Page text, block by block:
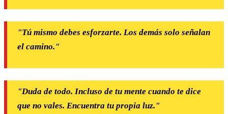
"Tú mismo debes esforzarte. Los demás solo señalan
el camino."
"Duda de todo. Incluso de tu mente cuando te dice
que no vales. Encuentra tu propia luz."